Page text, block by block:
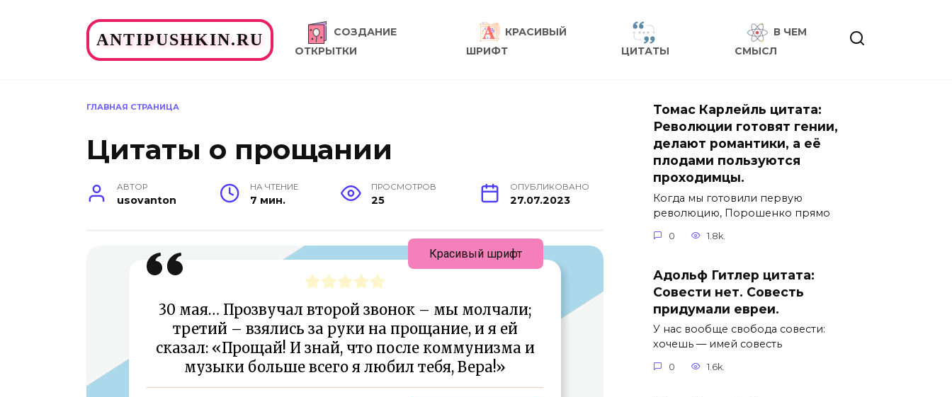
ANTIPUSHKIN.RU
СОЗДАНИЕ
ОТКРЫТКИ
КРАСИВЫЙ
ШРИФТ
ЦИТАТЫ
В ЧЕМ
СМЫСЛ
ГЛАВНАЯ СТРАНИЦА
Цитаты о прощании
АВТОР
usovanton
НА ЧТЕНИЕ
7 мин.
ПРОСМОТРОВ
25
ОПУБЛИКОВАНО
27.07.2023
30 мая… Прозвучал второй звонок – мы молчали;
третий – взялись за руки на прощание, и я ей
сказал: «Прощай! И знай, что после коммунизма и
музыки больше всего я любил тебя, Вера!»
Красивый шрифт
Томас Карлейль цитата:
Революции готовят гении,
делают романтики, а её
плодами пользуются
проходимцы.
Когда мы готовили первую
революцию, Порошенко прямо
0 1.8k.
Адольф Гитлер цитата:
Совести нет. Совесть
придумали евреи.
У нас вообще свобода совести:
хочешь — имей совесть
0 1.6k.